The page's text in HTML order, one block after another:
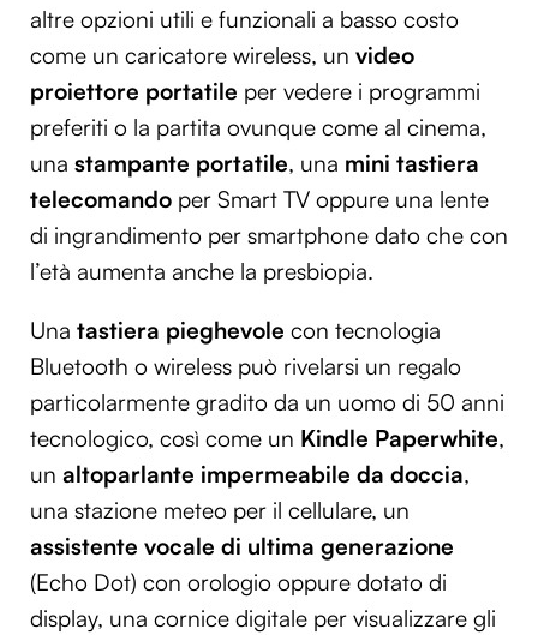
altre opzioni utili e funzionali a basso costo
come un caricatore wireless, un video
proiettore portatile per vedere i programmi
preferiti o la partita ovunque come al cinema,
una stampante portatile, una mini tastiera
telecomando per Smart TV oppure una lente
di ingrandimento per smartphone dato che con
l’età aumenta anche la presbiopia.
Una tastiera pieghevole con tecnologia
Bluetooth o wireless può rivelarsi un regalo
particolarmente gradito da un uomo di 50 anni
tecnologico, così come un Kindle Paperwhite,
un altoparlante impermeabile da doccia,
una stazione meteo per il cellulare, un
assistente vocale di ultima generazione
(Echo Dot) con orologio oppure dotato di
display, una cornice digitale per visualizzare gli